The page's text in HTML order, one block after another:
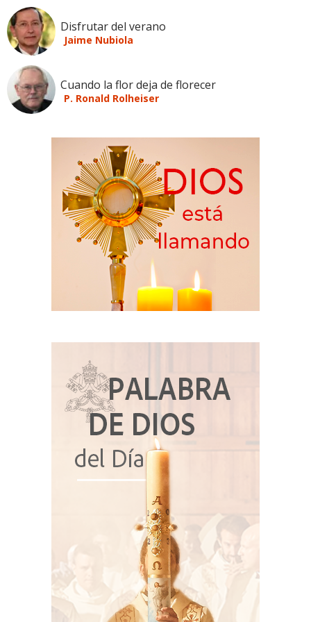
Disfrutar del verano
Jaime Nubiola
Cuando la flor deja de florecer
P. Ronald Rolheiser